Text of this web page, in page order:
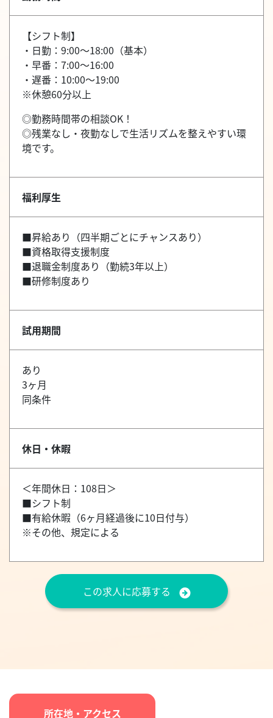
【シフト制】
・日勤：9:00～18:00（基本）
・早番：7:00～16:00
・遅番：10:00～19:00
※休憩60分以上
◎勤務時間帯の相談OK！
◎残業なし・夜勤なしで生活リズムを整えやすい環
境です。
福利厚生
■昇給あり（四半期ごとにチャンスあり）
■資格取得支援制度
■退職金制度あり（勤続3年以上）
■研修制度あり
試用期間
あり
3ヶ月
同条件
休日・休暇
＜年間休日：108日＞
■シフト制
■有給休暇（6ヶ月経過後に10日付与）
※その他、規定による
この求人に応募する
所在地・アクセス